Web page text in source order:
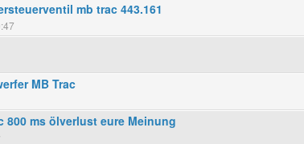
mb trac 443.161
MB Trac
800 ms ölverlust eure Meinung